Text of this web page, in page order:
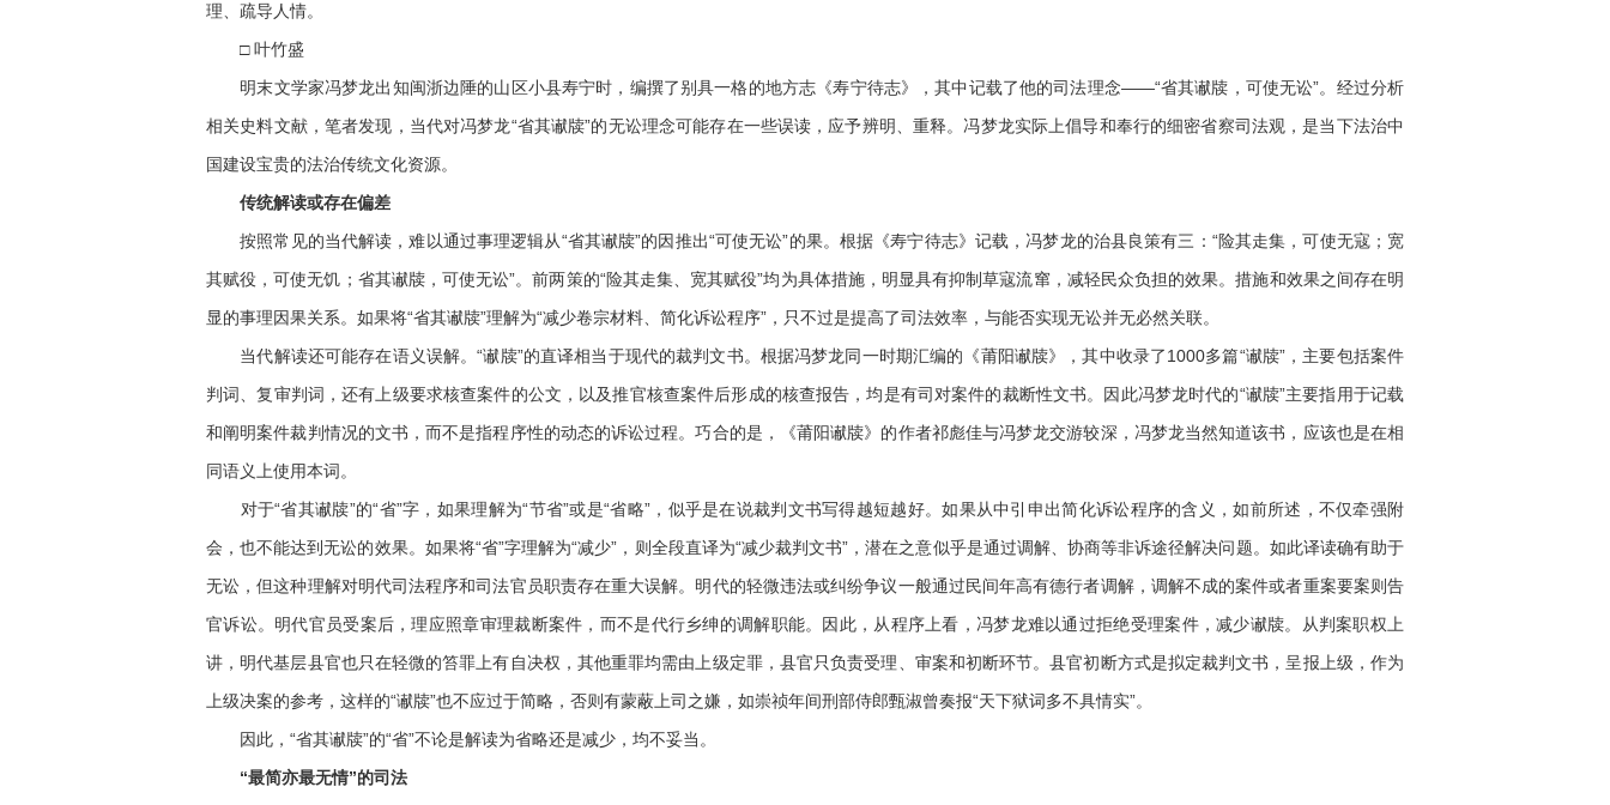
理、疏导人情。
□ 叶竹盛
明末文学家冯梦龙出知闽浙边陲的山区小县寿宁时，编撰了别具一格的地方志《寿宁待志》，其中记载了他的司法理念——“省其谳牍，可使无讼”。经过分析
相关史料文献，笔者发现，当代对冯梦龙“省其谳牍”的无讼理念可能存在一些误读，应予辨明、重释。冯梦龙实际上倡导和奉行的细密省察司法观，是当下法治中
国建设宝贵的法治传统文化资源。
传统解读或存在偏差
按照常见的当代解读，难以通过事理逻辑从“省其谳牍”的因推出“可使无讼”的果。根据《寿宁待志》记载，冯梦龙的治县良策有三：“险其走集，可使无寇；宽
其赋役，可使无饥；省其谳牍，可使无讼”。前两策的“险其走集、宽其赋役”均为具体措施，明显具有抑制草寇流窜，减轻民众负担的效果。措施和效果之间存在明
显的事理因果关系。如果将“省其谳牍”理解为“减少卷宗材料、简化诉讼程序”，只不过是提高了司法效率，与能否实现无讼并无必然关联。
当代解读还可能存在语义误解。“谳牍”的直译相当于现代的裁判文书。根据冯梦龙同一时期汇编的《莆阳谳牍》，其中收录了1000多篇“谳牍”，主要包括案件
判词、复审判词，还有上级要求核查案件的公文，以及推官核查案件后形成的核查报告，均是有司对案件的裁断性文书。因此冯梦龙时代的“谳牍”主要指用于记载
和阐明案件裁判情况的文书，而不是指程序性的动态的诉讼过程。巧合的是，《莆阳谳牍》的作者祁彪佳与冯梦龙交游较深，冯梦龙当然知道该书，应该也是在相
同语义上使用本词。
对于“省其谳牍”的“省”字，如果理解为“节省”或是“省略”，似乎是在说裁判文书写得越短越好。如果从中引申出简化诉讼程序的含义，如前所述，不仅牵强附
会，也不能达到无讼的效果。如果将“省”字理解为“减少”，则全段直译为“减少裁判文书”，潜在之意似乎是通过调解、协商等非诉途径解决问题。如此译读确有助于
无讼，但这种理解对明代司法程序和司法官员职责存在重大误解。明代的轻微违法或纠纷争议一般通过民间年高有德行者调解，调解不成的案件或者重案要案则告
官诉讼。明代官员受案后，理应照章审理裁断案件，而不是代行乡绅的调解职能。因此，从程序上看，冯梦龙难以通过拒绝受理案件，减少谳牍。从判案职权上
讲，明代基层县官也只在轻微的笞罪上有自决权，其他重罪均需由上级定罪，县官只负责受理、审案和初断环节。县官初断方式是拟定裁判文书，呈报上级，作为
上级决案的参考，这样的“谳牍”也不应过于简略，否则有蒙蔽上司之嫌，如崇祯年间刑部侍郎甄淑曾奏报“天下狱词多不具情实”。
因此，“省其谳牍”的“省”不论是解读为省略还是减少，均不妥当。
“最简亦最无情”的司法